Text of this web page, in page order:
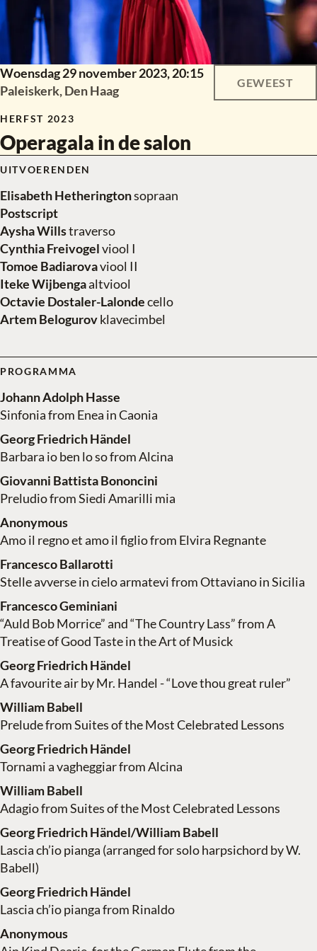
Woensdag 29 november 2023,20:15
Paleiskerk, Den Haag
HERFST 2023
Operagala in de salon
GEWEEST
UITVOERENDEN
Elisabeth Hetheringtonsopraan
Postscript
Aysha Willstraverso
Cynthia Freivogelviool I
Tomoe Badiarovaviool II
Iteke Wijbengaaltviool
Octavie Dostaler-Lalondecello
Artem Belogurovklavecimbel
PROGRAMMA
Johann Adolph Hasse
Sinfonia from Enea in Caonia
Georg Friedrich Händel
Barbara io ben lo so from Alcina
Giovanni Battista Bononcini
Preludio from Siedi Amarilli mia
Anonymous
Amo il regno et amo il figlio from Elvira Regnante
Francesco Ballarotti
Stelle avverse in cielo armatevi from Ottaviano in Sicilia
Francesco Geminiani
“Auld Bob Morrice” and “The Country Lass” from A
Treatise of Good Taste in the Art of Musick
Georg Friedrich Händel
A favourite air by Mr. Handel - “Love thou great ruler”
William Babell
Prelude from Suites of the Most Celebrated Lessons
Georg Friedrich Händel
Tornami a vagheggiar from Alcina
William Babell
Adagio from Suites of the Most Celebrated Lessons
Georg Friedrich Händel/William Babell
Lascia ch’io pianga (arranged for solo harpsichord by W.
Babell)
Georg Friedrich Händel
Lascia ch’io pianga from Rinaldo
Anonymous